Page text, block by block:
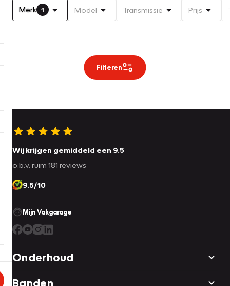
Merk 1 Model Transmissie Prijs
Filteren
Wij krijgen gemiddeld een 9.5
o.b.v. ruim 181 reviews
9.5/10
Mijn Vakgarage
Onderhoud
Banden